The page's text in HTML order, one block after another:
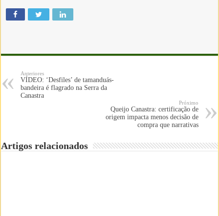
Anteriores
VÍDEO: ‘Desfiles’ de tamanduás-
bandeira é flagrado na Serra da
Canastra
Próximo
Queijo Canastra: certificação de
origem impacta menos decisão de
compra que narrativas
Artigos relacionados